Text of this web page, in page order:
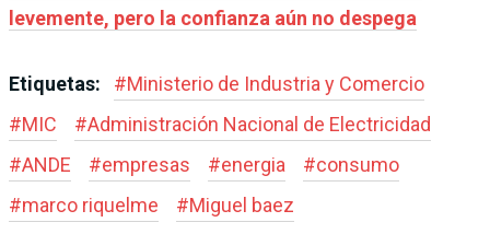
levemente, pero la confianza aún no despega
Etiquetas: #Ministerio de Industria y Comercio
#MIC #Administración Nacional de Electricidad
#ANDE #empresas #energia #consumo
#marco riquelme #Miguel baez